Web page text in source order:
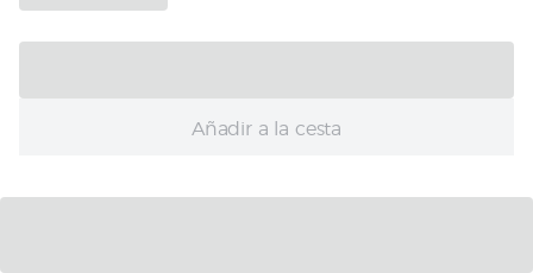
Añadir a la cesta